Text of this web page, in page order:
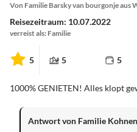
Von Familie Barsky van bourgonje aus
Reisezeitraum: 10.07.2022
verreist als: Familie
5 5 5
1000% GENIETEN! Alles klopt
Antwort von Familie Kohnen